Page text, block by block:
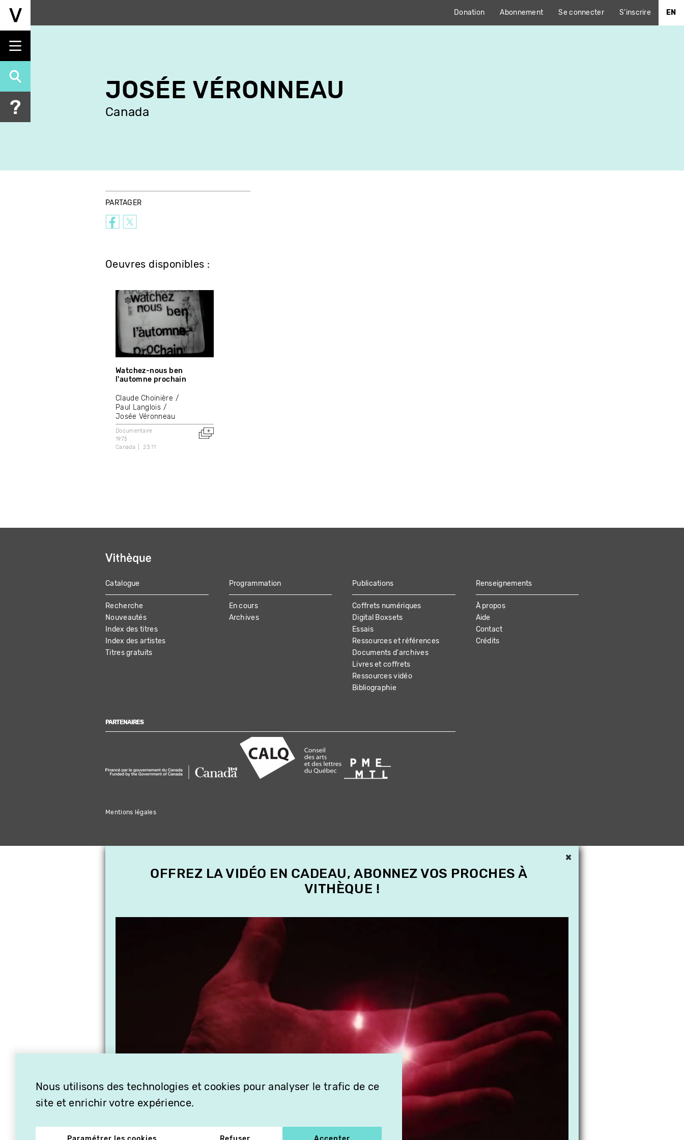
Aller
principal
Donation Abonnement Se connecter S'inscrire EN
JOSÉE VÉRONNEAU
Canada
PARTAGER
Oeuvres disponibles :
Watchez-nous ben
l'automne prochain
Claude Choinière
Paul Langlois
Josée Véronneau
Documentaire
1973
Canada
23:11
MAIN
NAVIGATION
Catalogue
Recherche
Nouveautés
Index des titres
Index des artistes
Titres gratuits
Programmation
En cours
Archives
Publications
Coffrets numériques
Digital Boxsets
Essais
Ressources et références
Documents d'archives
Livres et coffrets
Ressources vidéo
Bibliographie
Renseignements
À propos
Aide
Contact
Crédits
PARTENAIRES
Mentions légales
Nous utilisons des technologies et cookies pour analyser le trafic de ce
site et enrichir votre expérience.
×
OFFREZ LA VIDÉO EN CADEAU, ABONNEZ VOS PROCHES À
VITHÈQUE !